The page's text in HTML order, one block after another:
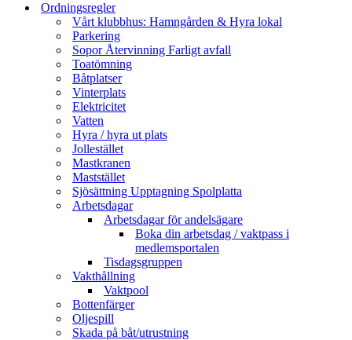
Ordningsregler
Vårt klubbhus: Hamngården & Hyra lokal
Parkering
Sopor Återvinning Farligt avfall
Toatömning
Båtplatser
Vinterplats
Elektricitet
Vatten
Hyra / hyra ut plats
Jollestället
Mastkranen
Maststället
Sjösättning Upptagning Spolplatta
Arbetsdagar
Arbetsdagar för andelsägare
Boka din arbetsdag / vaktpass i
medlemsportalen
Tisdagsgruppen
Vakthållning
Vaktpool
Bottenfärger
Oljespill
Skada på båt/utrustning